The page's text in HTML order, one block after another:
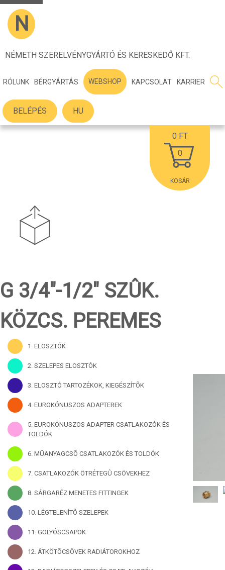
N
NÉMETH SZERELVÉNYGYÁRTÓ ÉS KERESKEDŐ KFT.
RÓLUNK BÉRGYÁRTÁS WEBSHOP KAPCSOLAT KARRIER
BELÉPÉS HU
0 FT
0
KOSÁR
G 3/4"-1/2" SZÛK.
KÖZCS. PEREMES
1. ELOSZTÓK
2. SZELEPES ELOSZTÓK
3. ELOSZTÓ TARTOZÉKOK, KIEGÉSZÍTÕK
4. EUROKÓNUSZOS ADAPTEREK
5. EUROKÓNUSZOS ADAPTER CSATLAKOZÓK ÉS
TOLDÓK
6. MÛANYAGCSÕ CSATLAKOZÓK ÉS TOLDÓK
7. CSATLAKOZÓK ÖTRÉTEGÛ CSÖVEKHEZ
8. SÁRGARÉZ MENETES FITTINGEK
10. LÉGTELENÍTÕ SZELEPEK
11. GOLYÓSCSAPOK
12. ÁTKÖTÕCSÖVEK RADIÁTOROKHOZ